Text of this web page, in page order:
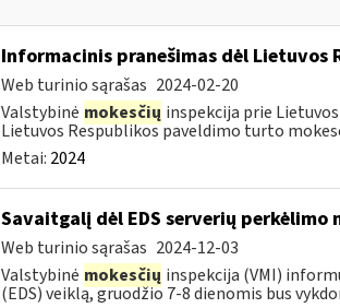
Informacinis pranešimas dėl
Web turinio sąrašas 2024-02-20
Valstybinė mokesčių inspekcija prie
Lietuvos Respublikos paveldimo turto
Metai: 2024
Savaitgalį dėl EDS serverių perkėlimo
Web turinio sąrašas 2024-12-03
Valstybinė mokesčių inspekcija (VMI)
(EDS) veiklą, gruodžio 7-8 dienomis bus